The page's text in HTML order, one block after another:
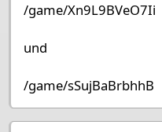
/game/Xn9L9BVeO7Ii
und
/game/sSujBaBrbhhB